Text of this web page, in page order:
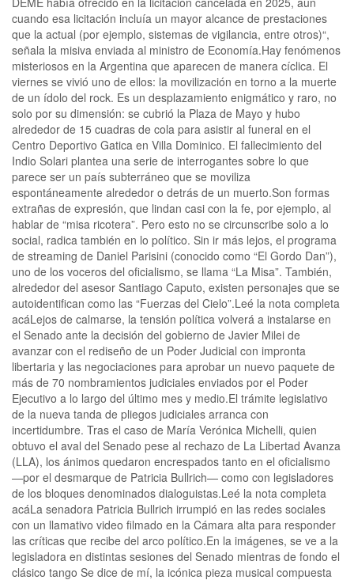
cuando esa licitación incluía un mayor alcance de prestaciones
que la actual (por ejemplo, sistemas de vigilancia, entre otros)“,
señala la misiva enviada al ministro de Economía.Hay fenómenos
misteriosos en la Argentina que aparecen de manera cíclica. El
viernes se vivió uno de ellos: la movilización en torno a la muerte
de un ídolo del rock. Es un desplazamiento enigmático y raro, no
solo por su dimensión: se cubrió la Plaza de Mayo y hubo
alrededor de 15 cuadras de cola para asistir al funeral en el
Centro Deportivo Gatica en Villa Dominico. El fallecimiento del
Indio Solari plantea una serie de interrogantes sobre lo que
parece ser un país subterráneo que se moviliza
espontáneamente alrededor o detrás de un muerto.Son formas
extrañas de expresión, que lindan casi con la fe, por ejemplo, al
hablar de “misa ricotera”. Pero esto no se circunscribe solo a lo
social, radica también en lo político. Sin ir más lejos, el programa
de streaming de Daniel Parisini (conocido como “El Gordo Dan”),
uno de los voceros del oficialismo, se llama “La Misa”. También,
alrededor del asesor Santiago Caputo, existen personajes que se
autoidentifican como las “Fuerzas del Cielo”.Leé la nota completa
acáLejos de calmarse, la tensión política volverá a instalarse en
el Senado ante la decisión del gobierno de Javier Milei de
avanzar con el rediseño de un Poder Judicial con impronta
libertaria y las negociaciones para aprobar un nuevo paquete de
más de 70 nombramientos judiciales enviados por el Poder
Ejecutivo a lo largo del último mes y medio.El trámite legislativo
de la nueva tanda de pliegos judiciales arranca con
incertidumbre. Tras el caso de María Verónica Michelli, quien
obtuvo el aval del Senado pese al rechazo de La Libertad Avanza
(LLA), los ánimos quedaron encrespados tanto en el oficialismo
—por el desmarque de Patricia Bullrich— como con legisladores
de los bloques denominados dialoguistas.Leé la nota completa
acáLa senadora Patricia Bullrich irrumpió en las redes sociales
con un llamativo video filmado en la Cámara alta para responder
las críticas que recibe del arco político.En la imágenes, se ve a la
legisladora en distintas sesiones del Senado mientras de fondo el
clásico tango Se dice de mí, la icónica pieza musical compuesta